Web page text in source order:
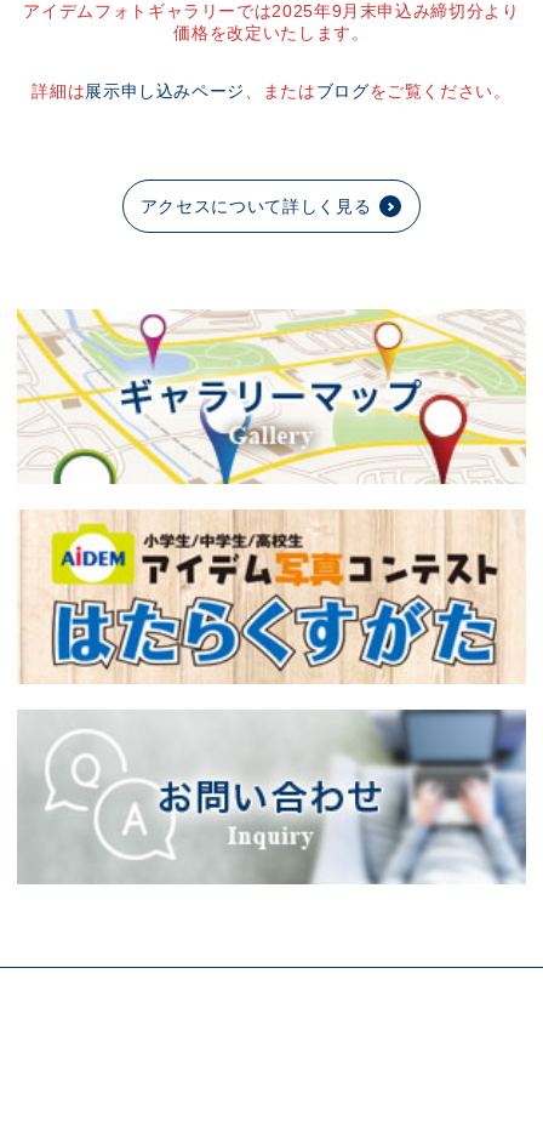
アイデムフォトギャラリーでは2025年9月末申込み締切分より
価格を改定いたします。
詳細は展示申し込みページ、またはブログをご覧ください。
アクセスについて詳しく見る